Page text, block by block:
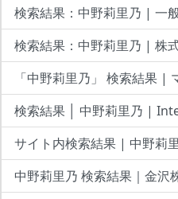
検索結果：中野莉里乃 | 一
検索結果：中野莉里乃 | 株
「中野莉里乃」 検索結果 |
検索結果 │ 中野莉里乃 |
サイト内検索結果 | 中野莉
中野莉里乃 検索結果｜金沢